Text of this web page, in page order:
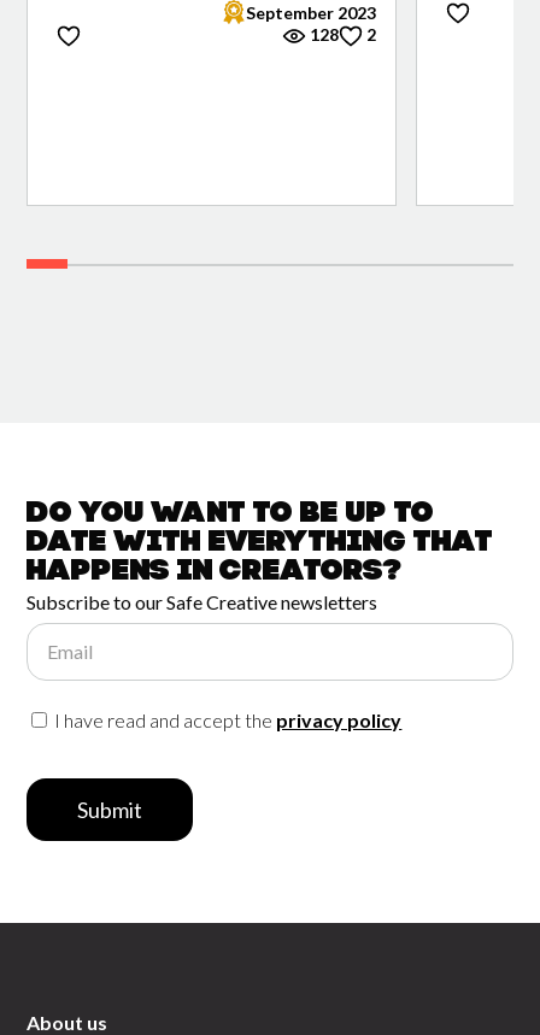
September 2023
128
2
Do you want to be up to
date witheverything that
happens inCreators?
Subscribe to our Safe Creative newsletters
Email
I have read and accept the privacy policy
Submit
About us